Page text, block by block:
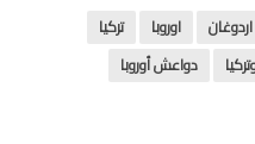
اردوغان اوروبا
تركيا
دواعش أوروبا